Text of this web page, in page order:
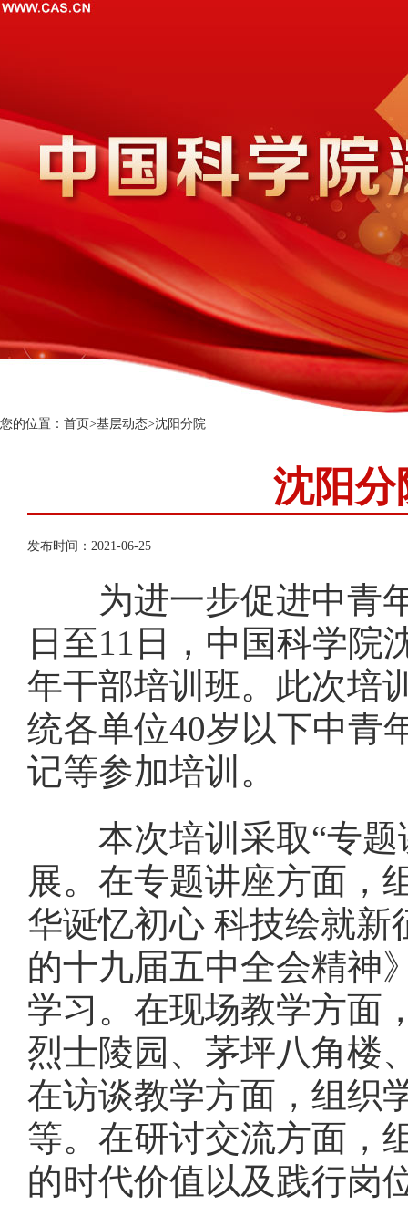
您的位置： 首页>基层动态>沈阳分院
沈阳分
发布时间：2021-06-25
为进一步促进中青年
日至11日，中国科学院
年干部培训班。此次培
统各单位40岁以下中青
记等参加培训。
本次培训采取“专题
展。在专题讲座方面，
华诞忆初心 科技绘就
的十九届五中全会精神
学习。在现场教学方面
烈士陵园、茅坪八角楼
在访谈教学方面，组织
等。在研讨交流方面，
的时代价值以及践行岗